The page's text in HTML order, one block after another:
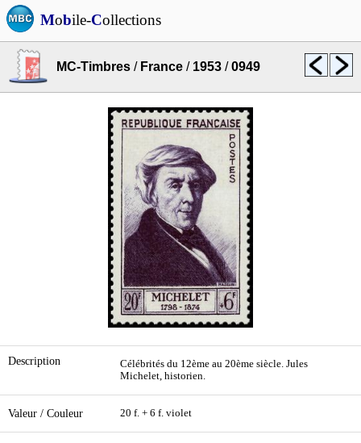
Mobile-Collections
MC-Timbres / France / 1953 /0949
Description
Célébrités du 12ème au 20ème siècle. Jules
Michelet, historien.
Valeur / Couleur 20 f. + 6 f. violet